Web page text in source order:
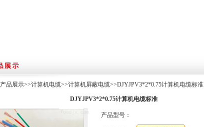
产品展示>>计算机电缆>>计算机屏蔽电缆>>DJYJPV3*2*0.75计算机电缆标准
DJYJPV3*2*0.75计算机电缆标准
产品型号：